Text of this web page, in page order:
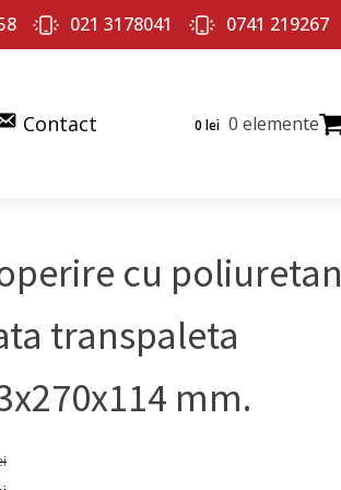
021 3178041 0741 219267
Contact 0 lei 0 elemente
cu poliuretan
transpaleta
mm.